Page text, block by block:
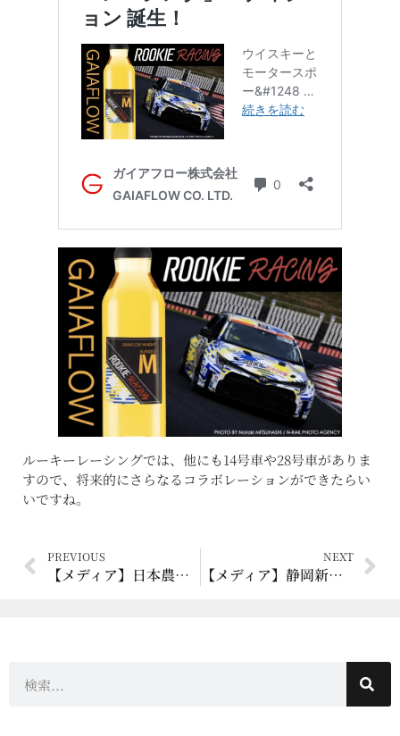
ルーキーレーシングでは、他にも14号車や28号車がありま
すので、将来的にさらなるコラボレーションができたらい
いですね。
PREVIOUS
【メディア】日本農業新聞 2024年4月10日 「静岡県産大麦のウイスキー完成」
NEXT
【メディア】静岡新聞 2024年4月17日 「オール静岡県産ウイスキー誕生」